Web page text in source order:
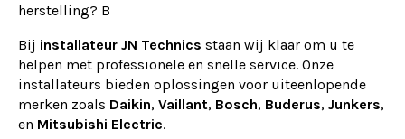
herstelling? B
Bij installateur JN Technics staan wij klaar om u te
helpen met professionele en snelle service. Onze
installateurs bieden oplossingen voor uiteenlopende
merken zoals Daikin, Vaillant, Bosch, Buderus, Junkers,
en Mitsubishi Electric.